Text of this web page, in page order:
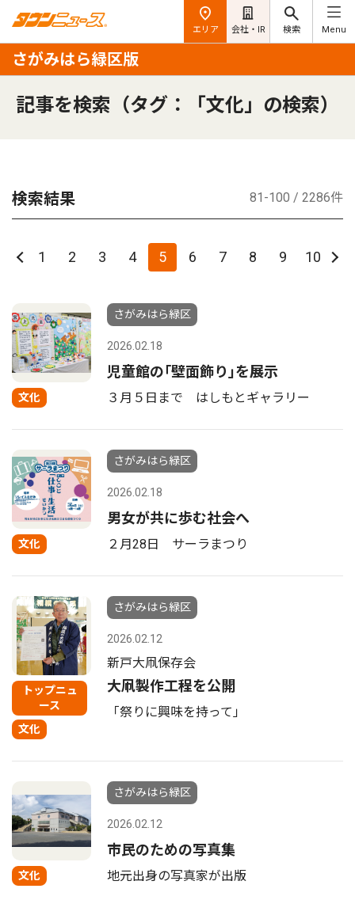
エリア 会社・IR 検索 Menu
さがみはら緑区版
記事を検索（タグ：「文化」の検索）
検索結果 81-100 / 2286件
1 2 3 4 5 6 7 8 9 10
文化
さがみはら緑区
2026.02.18
児童館の｢壁面飾り｣を展示
３月５日まで はしもとギャラリー
文化
さがみはら緑区
2026.02.18
男女が共に歩む社会へ
２月28日 サーラまつり
トップニュ
ース
文化
さがみはら緑区
2026.02.12
新戸大凧保存会
大凧製作工程を公開
「祭りに興味を持って」
文化
さがみはら緑区
2026.02.12
市民のための写真集
地元出身の写真家が出版